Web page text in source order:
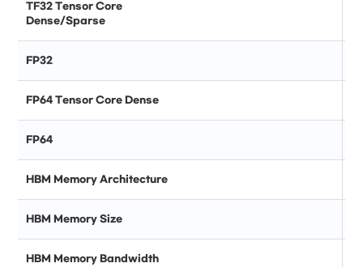
TF32 Tensor Core
Dense/Sparse
FP32
FP64 Tensor Core Dense
FP64
HBM Memory Architecture
HBM Memory Size
HBM Memory Bandwidth